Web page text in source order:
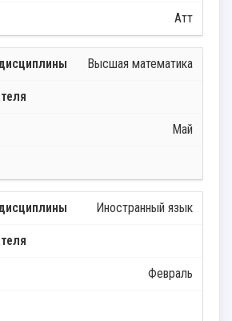
Атт
Высшая математика
Май
Иностранный язык
Февраль